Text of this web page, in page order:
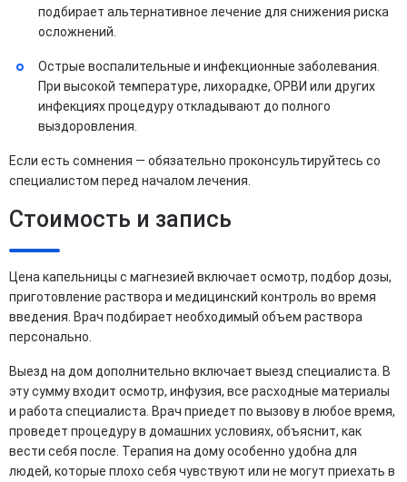
подбирает альтернативное лечение для снижения риска
осложнений.
Острые воспалительные и инфекционные заболевания.
При высокой температуре, лихорадке, ОРВИ или других
инфекциях процедуру откладывают до полного
выздоровления.
Если есть сомнения — обязательно проконсультируйтесь со
специалистом перед началом лечения.
Стоимость и запись
Цена капельницы с магнезией включает осмотр, подбор дозы,
приготовление раствора и медицинский контроль во время
введения. Врач подбирает необходимый объем раствора
персонально.
Выезд на дом дополнительно включает выезд специалиста. В
эту сумму входит осмотр, инфузия, все расходные материалы
и работа специалиста. Врач приедет по вызову в любое время,
проведет процедуру в домашних условиях, объяснит, как
вести себя после. Терапия на дому особенно удобна для
людей, которые плохо себя чувствуют или не могут приехать в